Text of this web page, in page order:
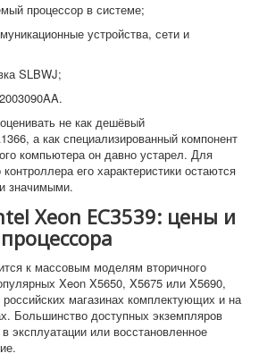
процессор в системе;
устройства, сети и
SLBWJ;
не как дешёвый
а как специализированный компонент
компьютера он давно устарел. Для
его характеристики остаются
значимыми.
Xeon EC3539: цены и
к массовым моделям вторичного
Xeon X5650, X5675 или X5690,
магазинах комплектующих и на
Большинство доступных экземпляров
эксплуатации или восстановленное